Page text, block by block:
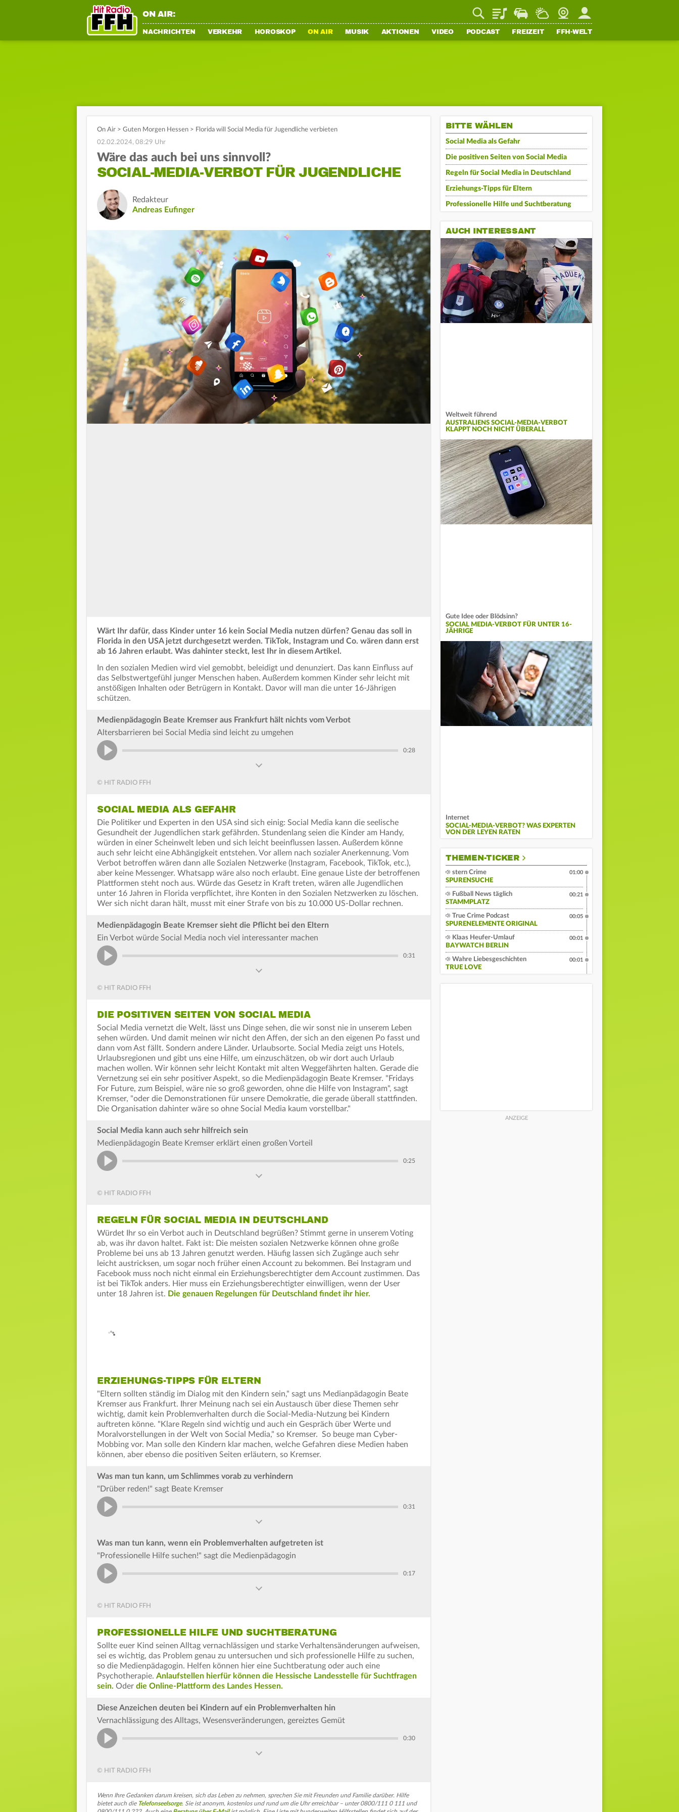
ON AIR: PlaylistStaupilotWetterWebcamMein FFH
NACHRICHTEN VERKEHR HOROSKOP ON AIR MUSIK AKTIONEN VIDEO PODCAST FREIZEIT FFH-WELT
On Air > Guten Morgen Hessen > Florida will Social Media für Jugendliche verbieten
02.02.2024, 08:29 Uhr
Wäre das auch bei uns sinnvoll?
SOCIAL-MEDIA-VERBOT FÜR JUGENDLICHE
Redakteur
Andreas Eufinger
Wärt Ihr dafür, dass Kinder unter 16 kein Social Media nutzen dürfen? Genau das soll in
Florida in den USA jetzt durchgesetzt werden. TikTok, Instagram und Co. wären dann erst
ab 16 Jahren erlaubt. Was dahinter steckt, lest Ihr in diesem Artikel.
In den sozialen Medien wird viel gemobbt, beleidigt und denunziert. Das kann Einfluss auf
das Selbstwertgefühl junger Menschen haben. Außerdem kommen Kinder sehr leicht mit
anstößigen Inhalten oder Betrügern in Kontakt. Davor will man die unter 16-Jährigen
schützen.
Medienpädagogin Beate Kremser aus Frankfurt hält nichts vom Verbot
Altersbarrieren bei Social Media sind leicht zu umgehen
0:28
© HIT RADIO FFH
SOCIAL MEDIA ALS GEFAHR
Die Politiker und Experten in den USA sind sich einig: Social Media kann die seelische
Gesundheit der Jugendlichen stark gefährden. Stundenlang seien die Kinder am Handy,
würden in einer Scheinwelt leben und sich leicht beeinflussen lassen. Außerdem könne
auch sehr leicht eine Abhängigkeit entstehen. Vor allem nach sozialer Anerkennung. Vom
Verbot betroffen wären dann alle Sozialen Netzwerke (Instagram, Facebook, TikTok, etc.),
aber keine Messenger. Whatsapp wäre also noch erlaubt. Eine genaue Liste der betroffenen
Plattformen steht noch aus. Würde das Gesetz in Kraft treten, wären alle Jugendlichen
unter 16 Jahren in Florida verpflichtet, ihre Konten in den Sozialen Netzwerken zu löschen.
Wer sich nicht daran hält, musst mit einer Strafe von bis zu 10.000 US-Dollar rechnen.
Medienpädagogin Beate Kremser sieht die Pflicht bei den Eltern
Ein Verbot würde Social Media noch viel interessanter machen
0:31
© HIT RADIO FFH
DIE POSITIVEN SEITEN VON SOCIAL MEDIA
Social Media vernetzt die Welt, lässt uns Dinge sehen, die wir sonst nie in unserem Leben
sehen würden. Und damit meinen wir nicht den Affen, der sich an den eigenen Po fasst und
dann vom Ast fällt. Sondern andere Länder. Urlaubsorte. Social Media zeigt uns Hotels,
Urlaubsregionen und gibt uns eine Hilfe, um einzuschätzen, ob wir dort auch Urlaub
machen wollen. Wir können sehr leicht Kontakt mit alten Weggefährten halten. Gerade die
Vernetzung sei ein sehr positiver Aspekt, so die Medienpädagogin Beate Kremser. "Fridays
For Future, zum Beispiel, wäre nie so groß geworden, ohne die Hilfe von Instagram", sagt
Kremser, "oder die Demonstrationen für unsere Demokratie, die gerade überall stattfinden.
Die Organisation dahinter wäre so ohne Social Media kaum vorstellbar."
Social Media kann auch sehr hilfreich sein
Medienpädagogin Beate Kremser erklärt einen großen Vorteil
0:25
© HIT RADIO FFH
REGELN FÜR SOCIAL MEDIA IN DEUTSCHLAND
Würdet Ihr so ein Verbot auch in Deutschland begrüßen? Stimmt gerne in unserem Voting
ab, was ihr davon haltet. Fakt ist: Die meisten sozialen Netzwerke können ohne große
Probleme bei uns ab 13 Jahren genutzt werden. Häufig lassen sich Zugänge auch sehr
leicht austricksen, um sogar noch früher einen Account zu bekommen. Bei Instagram und
Facebook muss noch nicht einmal ein Erziehungsberechtigter dem Account zustimmen. Das
ist bei TikTok anders. Hier muss ein Erziehungsberechtigter einwilligen, wenn der User
unter 18 Jahren ist. Die genauen Regelungen für Deutschland findet ihr hier.
ERZIEHUNGS-TIPPS FÜR ELTERN
"Eltern sollten ständig im Dialog mit den Kindern sein," sagt uns Medianpädagogin Beate
Kremser aus Frankfurt. Ihrer Meinung nach sei ein Austausch über diese Themen sehr
wichtig, damit kein Problemverhalten durch die Social-Media-Nutzung bei Kindern
auftreten könne. "Klare Regeln sind wichtig und auch ein Gespräch über Werte und
Moralvorstellungen in der Welt von Social Media," so Kremser. So beuge man Cyber-
Mobbing vor. Man solle den Kindern klar machen, welche Gefahren diese Medien haben
können, aber ebenso die positiven Seiten erläutern, so Kremser.
Was man tun kann, um Schlimmes vorab zu verhindern
"Drüber reden!" sagt Beate Kremser
0:31
Was man tun kann, wenn ein Problemverhalten aufgetreten ist
"Professionelle Hilfe suchen!" sagt die Medienpädagogin
0:17
© HIT RADIO FFH
PROFESSIONELLE HILFE UND SUCHTBERATUNG
Sollte euer Kind seinen Alltag vernachlässigen und starke Verhaltensänderungen aufweisen,
sei es wichtig, das Problem genau zu untersuchen und sich professionelle Hilfe zu suchen,
so die Medienpädagogin. Helfen können hier eine Suchtberatung oder auch eine
Psychotherapie. Anlaufstellen hierfür können die Hessische Landesstelle für Suchtfragen
sein. Oder die Online-Plattform des Landes Hessen.
Diese Anzeichen deuten bei Kindern auf ein Problemverhalten hin
Vernachlässigung des Alltags, Wesensveränderungen, gereiztes Gemüt
0:30
© HIT RADIO FFH
Wenn Ihre Gedanken darum kreisen, sich das Leben zu nehmen, sprechen Sie mit Freunden und Familie darüber. Hilfe
bietet auch die Telefonseelsorge. Sie ist anonym, kostenlos und rund um die Uhr erreichbar – unter 0800/111 0 111 und
BITTE WÄHLEN
Social Media als Gefahr
Die positiven Seiten von Social Media
Regeln für Social Media in Deutschland
Erziehungs-Tipps für Eltern
Professionelle Hilfe und Suchtberatung
AUCH INTERESSANT
Weltweit führend
AUSTRALIENS SOCIAL-MEDIA-VERBOT
KLAPPT NOCH NICHT ÜBERALL
Gute Idee oder Blödsinn?
SOCIAL MEDIA-VERBOT FÜR UNTER 16-
JÄHRIGE
Internet
SOCIAL-MEDIA-VERBOT? WAS EXPERTEN
VON DER LEYEN RATEN
THEMEN-TICKER
stern Crime
SPURENSUCHE
01:00
Fußball News täglich
STAMMPLATZ
00:21
True Crime Podcast
SPURENELEMENTE ORIGINAL
00:05
Klaas Heufer-Umlauf
BAYWATCH BERLIN
00:01
Wahre Liebesgeschichten
TRUE LOVE
00:01